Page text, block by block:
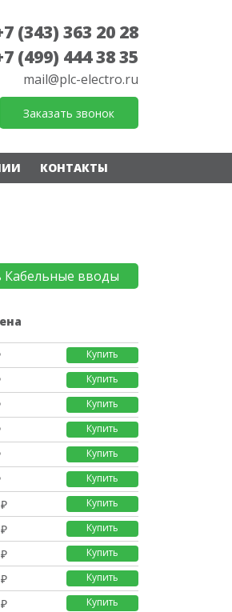
(343) 363 20 28
(499) 444 38 35
mail@plc-electro.ru
Заказать звонок
КОНТАКТЫ
Кабельные вводы
Купить
Купить
Купить
Купить
Купить
Купить
Купить
Купить
Купить
Купить
Купить